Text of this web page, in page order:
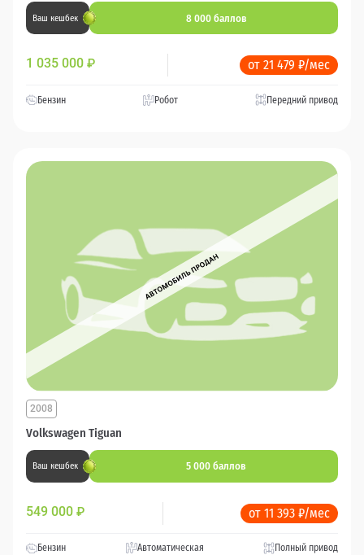
Ваш кешбек 8 000 баллов
1 035 000 ₽ от 21 479 ₽/мес
Бензин Робот Передний привод
Volkswagen Tiguan
2008
Ваш кешбек 5 000 баллов
549 000 ₽ от 11 393 ₽/мес
Бензин Автоматическая Полный привод